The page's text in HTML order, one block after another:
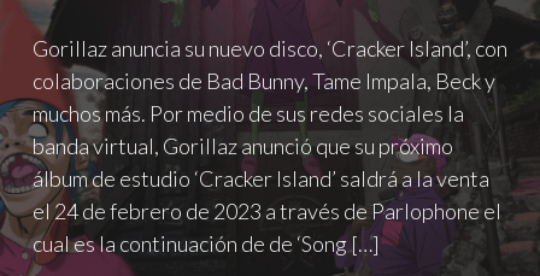
Gorillaz anuncia su nuevo disco, ‘Cracker Island’, con
colaboraciones de Bad Bunny, Tame Impala, Beck y
muchos más. Por medio de sus redes sociales la
banda virtual, Gorillaz anunció que su próximo
álbum de estudio ‘Cracker Island’ saldrá a la venta
el 24 de febrero de 2023 a través de Parlophone el
cual es la continuación de de ‘Song […]